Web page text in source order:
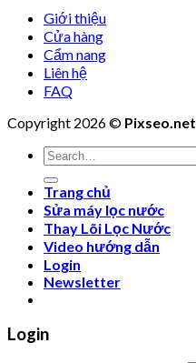
Giới thiệu
Cửa hàng
Cẩm nang
Liên hệ
FAQ
Copyright 2026 © Pixseo.net
Search
for:
Trang chủ
Sửa máy lọc nước
Thay Lõi Lọc Nước
Video hướng dẫn
Login
Newsletter
Login